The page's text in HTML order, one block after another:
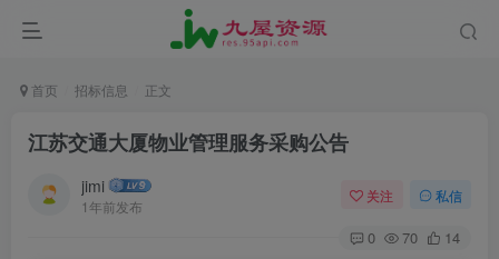
首页 招标信息 正文
江苏交通大厦物业管理服务采购公告
jimi
1年前发布
关注 私信
0 70 14